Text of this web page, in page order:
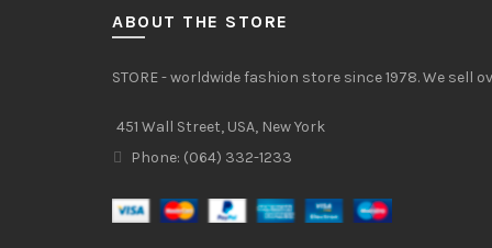
ABOUT THE STORE
STORE - worldwide fashion store since 1978. We sell
451 Wall Street, USA, New York
Phone: (064) 332-1233